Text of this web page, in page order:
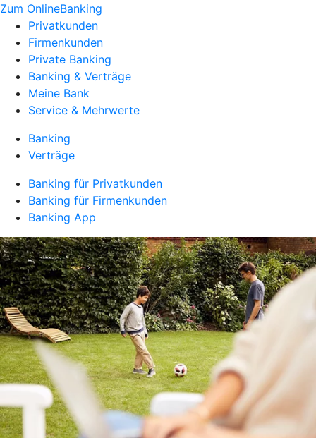
Zum OnlineBanking
Privatkunden
Firmenkunden
Private Banking
Banking & Verträge
Meine Bank
Service & Mehrwerte
Banking
Verträge
Banking für Privatkunden
Banking für Firmenkunden
Banking App